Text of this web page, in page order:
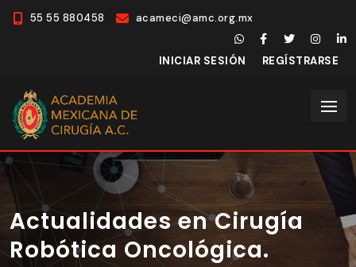
55 55 880458 acameci@amc.org.mx
INICIAR SESIÓN REGÍSTRARSE
Actualidades en Cirugía
Robótica Oncológica.